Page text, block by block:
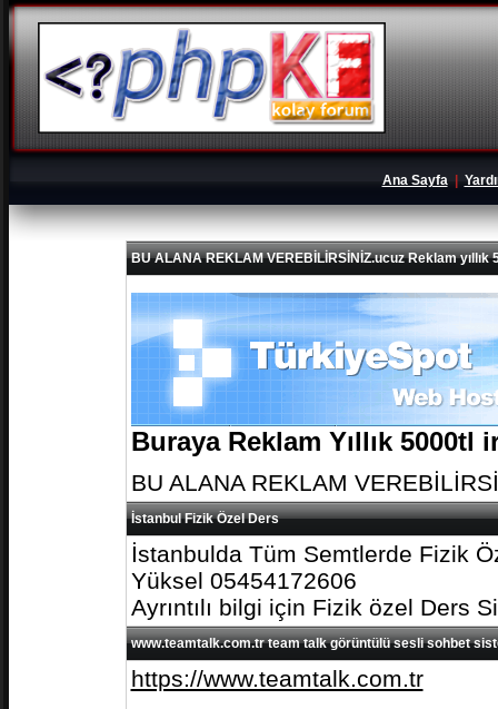
Ana Sayfa|
BU ALANA REKLAM VEREBİLİRSİNİZ.ucuz Reklam yıllık
Buraya Reklam Yıllık
BU ALANA REKLAM
İstanbul Fizik Özel Ders
İstanbulda Tüm Semtlerde Fizik
Yüksel 05454172606
Ayrıntılı bilgi için Fizik özel Ders
www.teamtalk.com.tr team talk görüntülü sesli sohbet
https://www.teamtalk.com.tr